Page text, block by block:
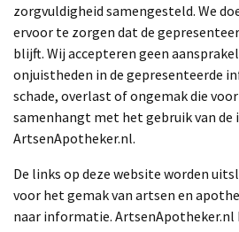
zorgvuldigheid samengesteld. We
ervoor te zorgen dat de
blijft. Wij accepteren geen
onjuistheden in de gepresenteerde
schade, overlast of ongemak die
samenhangt met het gebruik van
ArtsenApotheker.nl.
De links op deze website worden
voor het gemak van artsen en
naar informatie. ArtsenApotheker.nl